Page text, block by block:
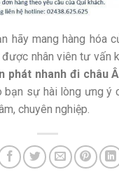
hãy mang hàng hóa
nhân viên tư vấn
phát nhanh đi châu
bạn sự hài lòng ưng ý
chuyên nghiệp.